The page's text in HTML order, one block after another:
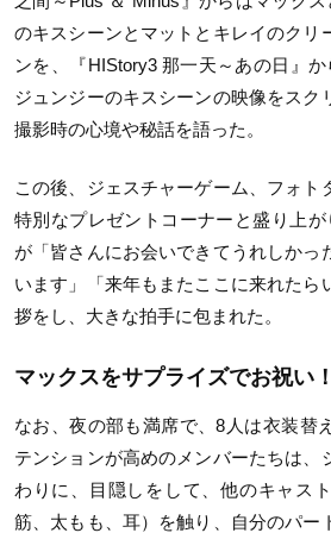
のキスシーンとマットとキレイのクリ
ンを、『HIStory3 那一天～あの日』
ジュンジーのキスシーンの映像をスク
撮影時の心境や秘話を語った。
この後、ジェスチャーゲーム、フォト
特別なプレゼントコーナーと盛り上
が「皆さんにお会いできてうれしかっ
います」「来年もまたここに来れたら
拶をし、大きな拍手に包まれた。
マックスをサプライズでお祝い！
なお、夜の部も満席で、8人は衣装替
テンションが高めのメンバーたちは、
わりに、目隠しをして、他のキャス
筋、太もも、耳）を触り、自分のパー